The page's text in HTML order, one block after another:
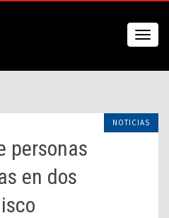
NOTICIAS
personas
en dos